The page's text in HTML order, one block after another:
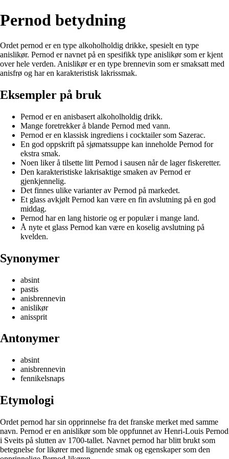
Pernod betydning
Ordet pernod er en type alkoholholdig drikke, spesielt en type
anislikør. Pernod er navnet på en spesifikk type anislikør som er kjent
over hele verden. Anislikør er en type brennevin som er smaksatt med
anisfrø og har en karakteristisk lakrissmak.
Eksempler på bruk
Pernod er en anisbasert alkoholholdig drikk.
Mange foretrekker å blande Pernod med vann.
Pernod er en klassisk ingrediens i cocktailer som Sazerac.
En god oppskrift på sjømatssuppe kan inneholde Pernod for
ekstra smak.
Noen liker å tilsette litt Pernod i sausen når de lager fiskeretter.
Den karakteristiske lakrisaktige smaken av Pernod er
gjenkjennelig.
Det finnes ulike varianter av Pernod på markedet.
Et glass avkjølt Pernod kan være en fin avslutning på en god
middag.
Pernod har en lang historie og er populær i mange land.
Å nyte et glass Pernod kan være en koselig avslutning på
kvelden.
Synonymer
absint
pastis
anisbrennevin
anislikør
anissprit
Antonymer
absint
anisbrennevin
fennikelsnaps
Etymologi
Ordet pernod har sin opprinnelse fra det franske merket med samme
navn. Pernod er en anislikør som ble oppfunnet av Henri-Louis Pernod
i Sveits på slutten av 1700-tallet. Navnet pernod har blitt brukt som
betegnelse for likører med lignende smak og egenskaper som den